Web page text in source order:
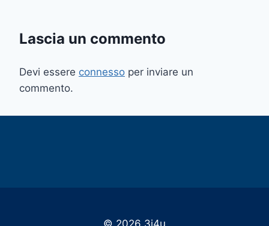
Lascia un commento
Devi essere connesso per inviare un
commento.